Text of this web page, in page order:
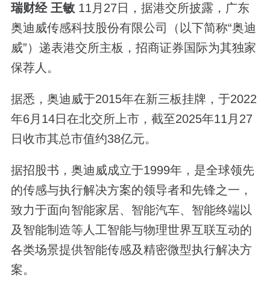
瑞财经 王敏 11月27日，据港交所披露，广东
奥迪威传感科技股份有限公司（以下简称“奥迪
威”）递表港交所主板，招商证券国际为其独家
保荐人。
据悉，奥迪威于2015年在新三板挂牌，于2022
年6月14日在北交所上市，截至2025年11月27
日收市其总市值约38亿元。
据招股书，奥迪威成立于1999年，是全球领先
的传感与执行解决方案的领导者和先锋之一，
致力于面向智能家居、智能汽车、智能终端以
及智能制造等人工智能与物理世界互联互动的
各类场景提供智能传感及精密微型执行解决方
案。